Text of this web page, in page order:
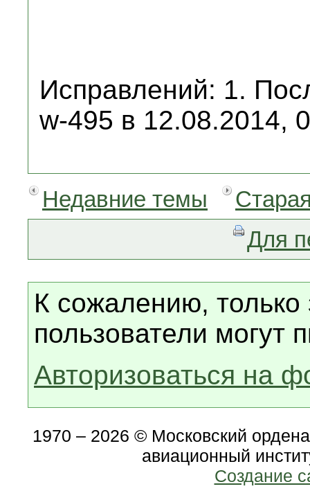
Исправлений: 1.
w-495 в 12.08.2014,
Недавние темы
Для
К сожалению, только
пользователи могут
Авторизоваться на
1970 – 2026 © Московский
авиационный
Создание